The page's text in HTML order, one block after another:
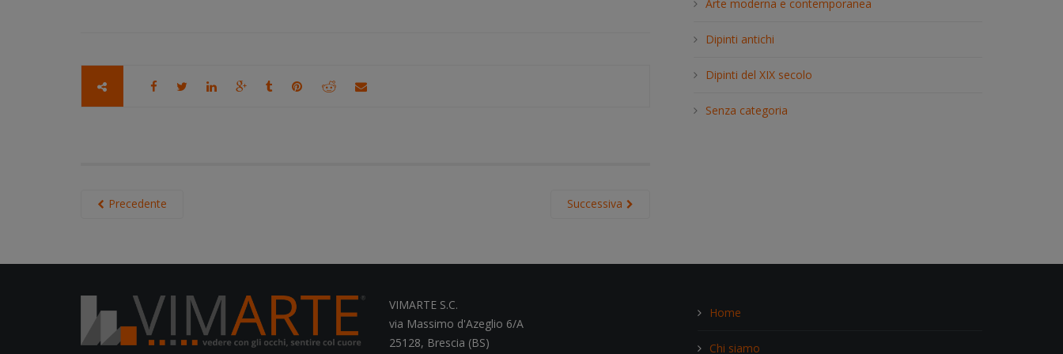
Successiva
Precedente
h
Arte moderna e contemporanea
Dipinti antichi
Dipinti del XIX secolo
Senza categoria
VIMARTE S.C.
via Massimo d'Azeglio 6/A
25128, Brescia (BS)
Home
Chi siamo